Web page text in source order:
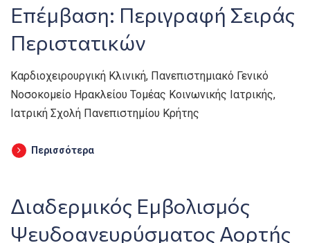
Επέμβαση: Περιγραφή Σειράς
Περιστατικών
Καρδιοχειρουργική Κλινική, Πανεπιστημιακό Γενικό
Νοσοκομείο Ηρακλείου Τομέας Κοινωνικής Ιατρικής,
Ιατρική Σχολή Πανεπιστημίου Κρήτης
Περισσότερα
Διαδερμικός Εμβολισμός
Ψευδοανευρύσματος Αορτής